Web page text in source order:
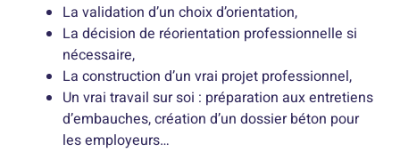
La validation d’un choix d’orientation,
La décision de réorientation professionnelle si
nécessaire,
La construction d’un vrai projet professionnel,
Un vrai travail sur soi : préparation aux entretiens
d’embauches, création d’un dossier béton pour
les employeurs…